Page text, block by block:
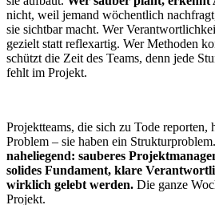
nicht, weil jemand wöchentlich
sie sichtbar macht. Wer
gezielt statt reflexartig. Wer Methoden
schützt die Zeit des Teams, denn jede
fehlt im Projekt.
Projektteams, die sich zu Tode reporten,
Problem – sie haben ein Strukturproblem.
naheliegend: sauberes
solides Fundament, klare
wirklich gelebt werden. Die ganze
Projekt.